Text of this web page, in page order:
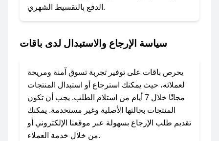
المفضل؟
في حال عدم توفر كوبونات لمتجرك المفضل، يمكنك
أسرع وقت ممكن.
### كيف تحصل على كوبونات خصم حصرية من
باقات؟
للحصول على كوبونات وخصومات حصرية، قم بما
يلي:
- اضغط على أيقونة متابعة لمتجر باقات في تطبيق
صحصح.
الدفع بالتقسيط الشهري.
سياسة الإرجاع والاستبدال لدى باقات
يحرص باقات على توفير تجربة تسوق آمنة ومريحة
لعملائه، حيث يمكنك استرجاع أو استبدال المنتجات
مجانًا خلال 7 أيام من استلام الطلب. يجب أن تكون
المنتجات بحالتها الأصلية وغير مستخدمة. يمكنك
تقديم طلب الإرجاع بسهولة عبر موقعنا الإلكتروني أو
من خلال خدمة العملاء.